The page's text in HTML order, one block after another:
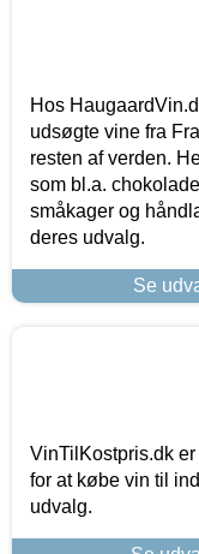
Hos
udsøgte vine fra
resten af verden.
som bl.a.
småkager og
deres udvalg.
Se
VinTilKostpris.dk
for at købe vin til
udvalg.